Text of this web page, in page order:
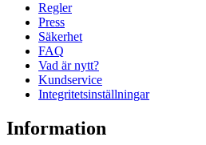
Regler
Press
Säkerhet
FAQ
Vad är nytt?
Kundservice
Integritetsinställningar
Information